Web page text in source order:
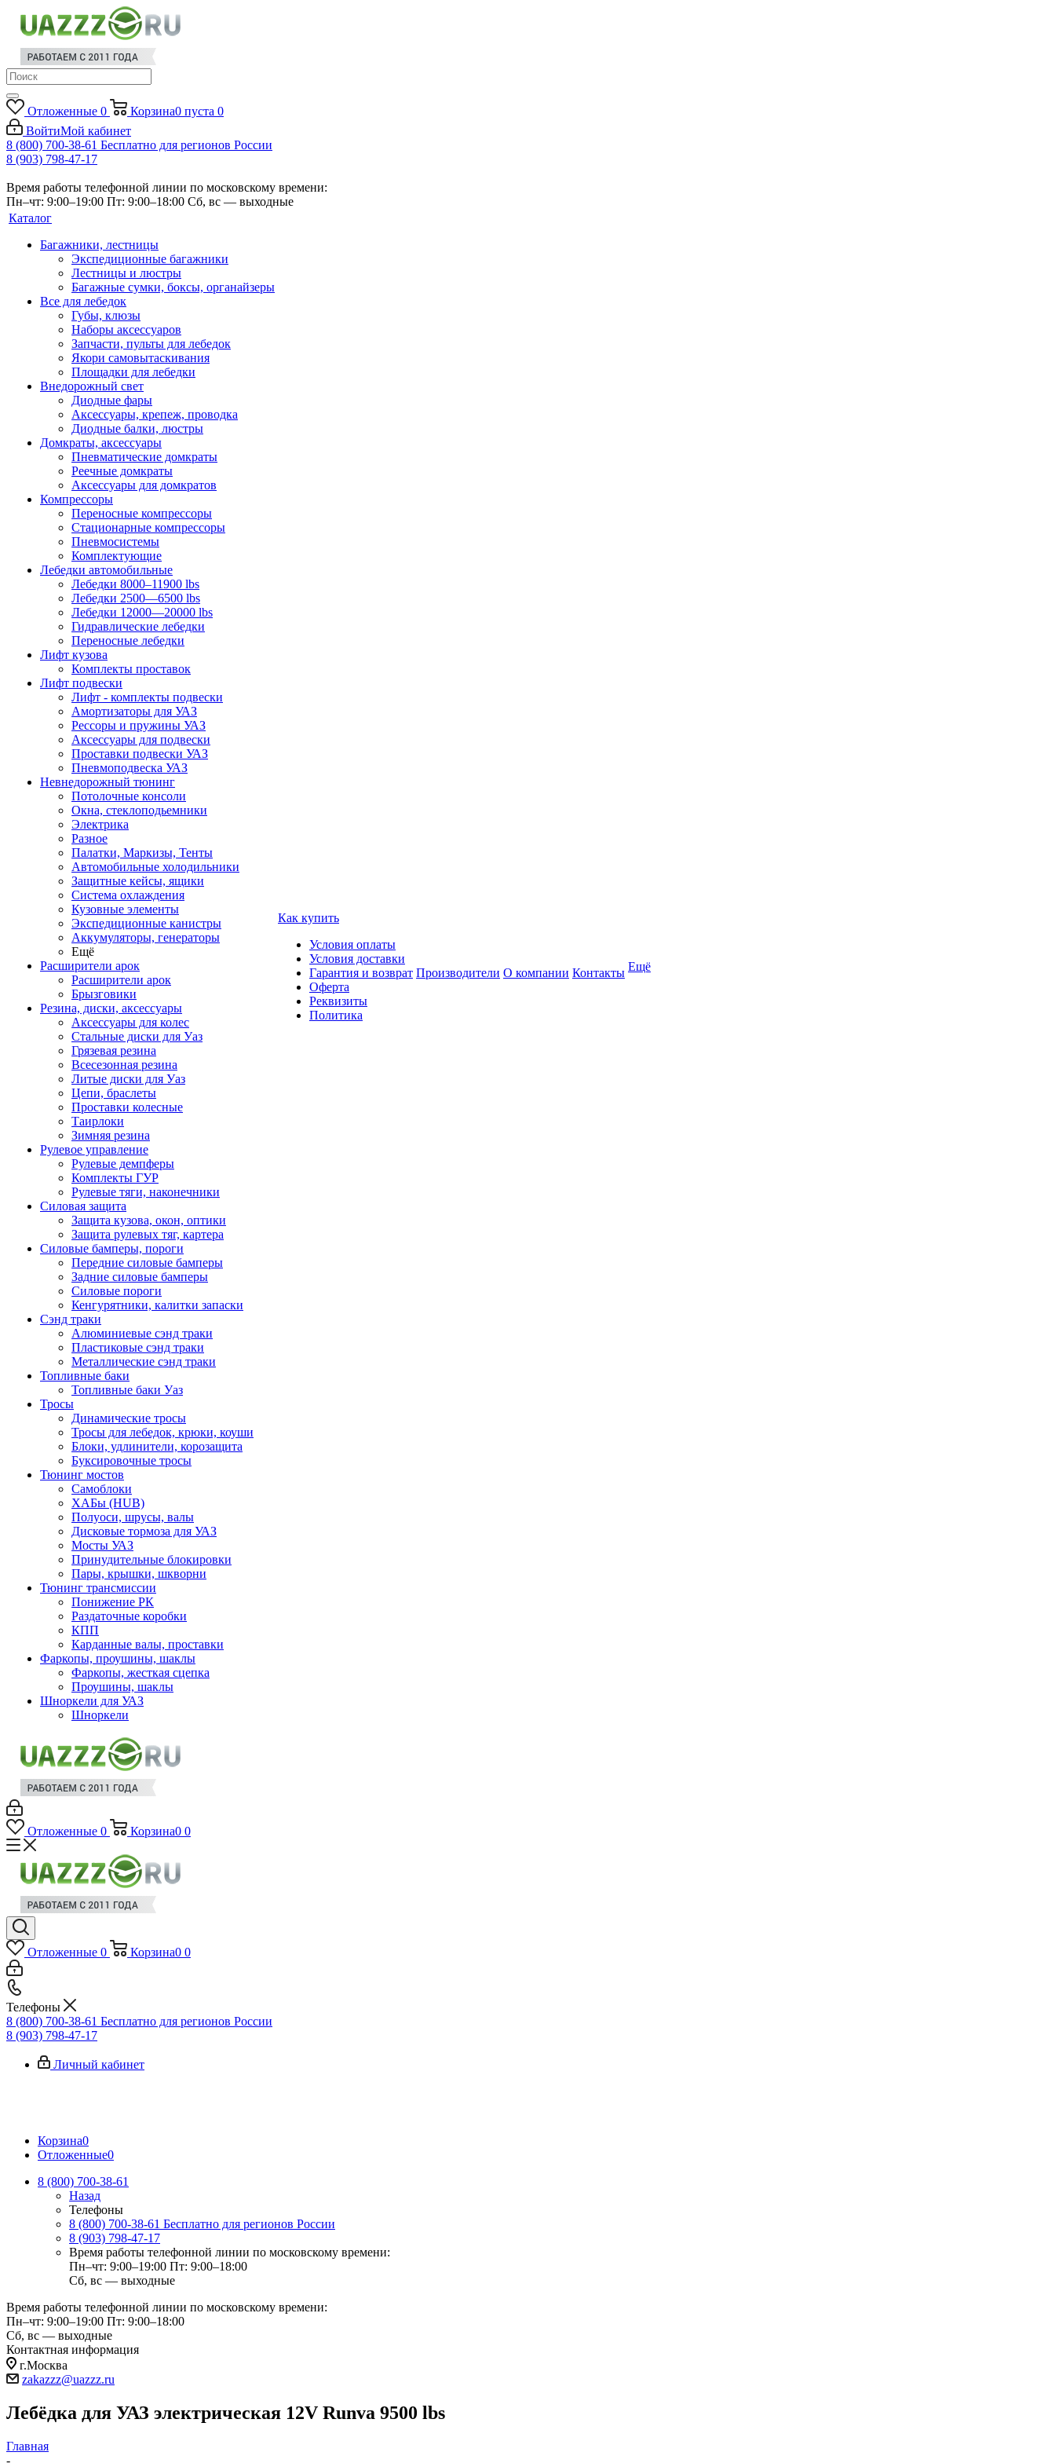
Отложенные 0 Корзина0 пуста 0
ВойтиМой кабинет
8 (800) 700-38-61 Бесплатно для регионов России
8 (903) 798-47-17
Время работы телефонной линии по московскому времени:
Пн–чт: 9:00–19:00 Пт: 9:00–18:00 Сб, вс — выходные
Каталог
Багажники, лестницы
Экспедиционные багажники
Лестницы и люстры
Багажные сумки, боксы, органайзеры
Все для лебедок
Губы, клюзы
Наборы аксессуаров
Запчасти, пульты для лебедок
Якори самовытаскивания
Площадки для лебедки
Внедорожный свет
Диодные фары
Аксессуары, крепеж, проводка
Диодные балки, люстры
Домкраты, аксессуары
Пневматические домкраты
Реечные домкраты
Аксессуары для домкратов
Компрессоры
Переносные компрессоры
Стационарные компрессоры
Пневмосистемы
Комплектующие
Лебедки автомобильные
Лебедки 8000–11900 lbs
Лебедки 2500—6500 lbs
Лебедки 12000—20000 lbs
Гидравлические лебедки
Переносные лебедки
Лифт кузова
Комплекты проставок
Лифт подвески
Лифт - комплекты подвески
Амортизаторы для УАЗ
Рессоры и пружины УАЗ
Аксессуары для подвески
Проставки подвески УАЗ
Пневмоподвеска УАЗ
Невнедорожный тюнинг
Потолочные консоли
Окна, стеклоподьемники
Электрика
Разное
Палатки, Маркизы, Тенты
Автомобильные холодильники
Защитные кейсы, ящики
Система охлаждения
Кузовные элементы
Экспедиционные канистры
Аккумуляторы, генераторы
Ещё
Расширители арок
Расширители арок
Брызговики
Резина, диски, аксессуары
Аксессуары для колес
Стальные диски для Уаз
Грязевая резина
Всесезонная резина
Литые диски для Уаз
Цепи, браслеты
Проставки колесные
Таирлоки
Зимняя резина
Рулевое управление
Рулевые демпферы
Комплекты ГУР
Рулевые тяги, наконечники
Силовая защита
Защита кузова, окон, оптики
Защита рулевых тяг, картера
Силовые бамперы, пороги
Передние силовые бамперы
Задние силовые бамперы
Силовые пороги
Кенгурятники, калитки запаски
Сэнд траки
Алюминиевые сэнд траки
Пластиковые сэнд траки
Металлические сэнд траки
Топливные баки
Топливные баки Уаз
Тросы
Динамические тросы
Тросы для лебедок, крюки, коуши
Блоки, удлинители, корозащита
Буксировочные тросы
Тюнинг мостов
Самоблоки
ХАБы (HUB)
Полуоси, шрусы, валы
Дисковые тормоза для УАЗ
Мосты УАЗ
Принудительные блокировки
Пары, крышки, шкворни
Тюнинг трансмиссии
Понижение РК
Раздаточные коробки
КПП
Карданные валы, проставки
Фаркопы, проушины, шаклы
Фаркопы, жесткая сцепка
Проушины, шаклы
Шноркели для УАЗ
Шноркели
Как купить
Условия оплаты
Условия доставки
Гарантия и возврат
Оферта
Реквизиты
Политика
Производители О компании Контакты Ещё
Отложенные 0 Корзина0 0
Отложенные 0 Корзина0 0
Телефоны
8 (800) 700-38-61 Бесплатно для регионов России
8 (903) 798-47-17
Личный кабинет
Корзина0
Отложенные0
8 (800) 700-38-61
Назад
Телефоны
8 (800) 700-38-61 Бесплатно для регионов России
8 (903) 798-47-17
Время работы телефонной линии по московскому времени:
Пн–чт: 9:00–19:00 Пт: 9:00–18:00
Сб, вс — выходные
Время работы телефонной линии по московскому времени:
Пн–чт: 9:00–19:00 Пт: 9:00–18:00
Сб, вс — выходные
Контактная информация
г.Москва
zakazzz@uazzz.ru
Лебёдка для УАЗ электрическая 12V Runva 9500 lbs
Главная
-